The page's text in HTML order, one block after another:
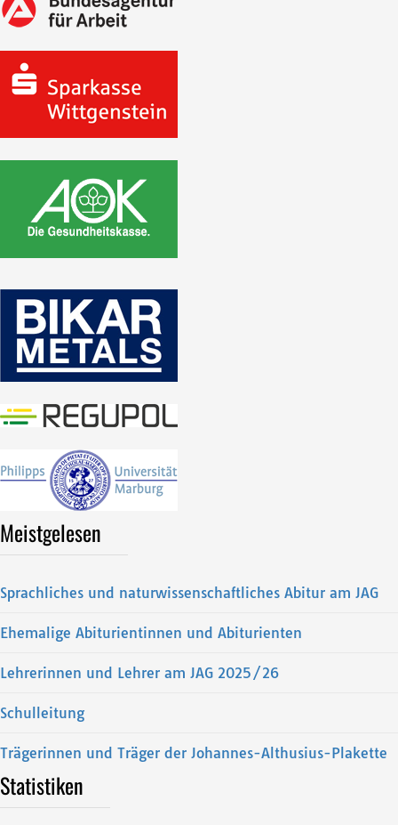
Meistgelesen
Sprachliches und naturwissenschaftliches Abitur am JAG
Ehemalige Abiturientinnen und Abiturienten
Lehrerinnen und Lehrer am JAG 2025/26
Schulleitung
Trägerinnen und Träger der Johannes-Althusius-Plakette
Statistiken